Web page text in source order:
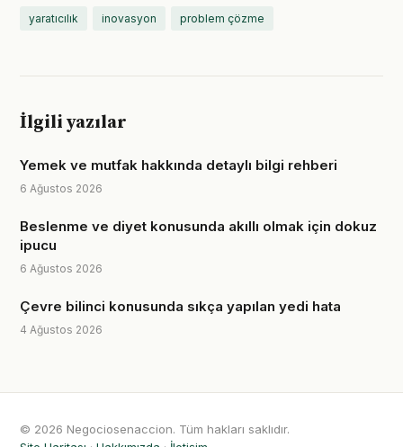
yaratıcılık inovasyon problem çözme
İlgili yazılar
Yemek ve mutfak hakkında detaylı bilgi rehberi
6 Ağustos 2026
Beslenme ve diyet konusunda akıllı olmak için dokuz
ipucu
6 Ağustos 2026
Çevre bilinci konusunda sıkça yapılan yedi hata
4 Ağustos 2026
© 2026 Negociosenaccion. Tüm hakları saklıdır.